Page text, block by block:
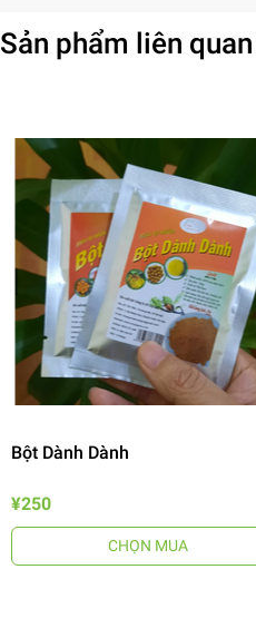
Sản phẩm liên quan
Bột Dành Dành
¥250
CHỌN MUA